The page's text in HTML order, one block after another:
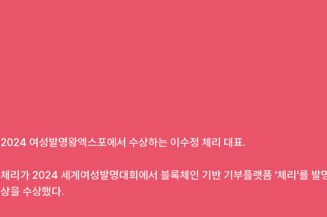
2024 여성발명왕엑스포에서 수상하는 이수정 체리 대표.
체리가 2024 세계여성발명대회에서 블록체인 기반 기부플랫폼 '체리'를 발
상을 수상했다.